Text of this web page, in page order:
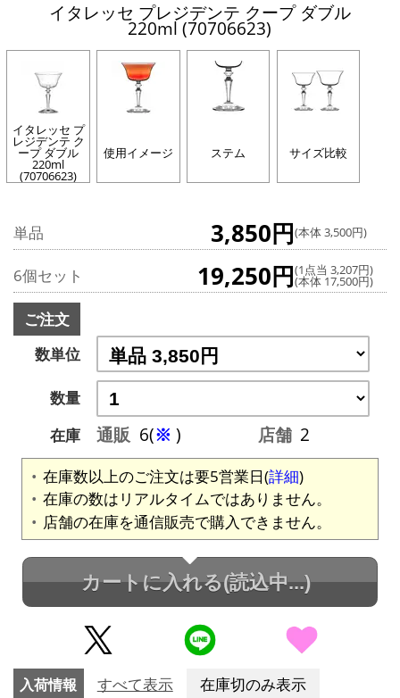
イタレッセ プレジデンテ クープ ダブル
220ml (70706623)
イタレッセ プ
レジデンテ ク
ープ ダブル
220ml
(70706623)
使用イメージ ステム サイズ比較
単品 3,850円(本体 3,500円)
6個セット 19,250円(1点当 3,207円)
(本体 17,500円)
ご注文
数単位
数量
在庫
通販 6(※ ) 店舗 2
在庫数以上のご注文は要5営業日(詳細)
在庫の数はリアルタイムではありません。
店舗の在庫を通信販売で購入できません。
カートに入れる(読込中...)
入荷情報 すべて表示 在庫切のみ表示